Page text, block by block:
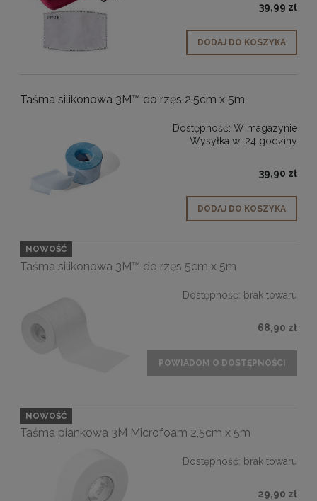
39,99 zł
DODAJ DO KOSZYKA
Taśma silikonowa 3M™ do rzęs 2.5cm x 5m
Dostępność: W magazynie
Wysyłka w: 24 godziny
39,90 zł
DODAJ DO KOSZYKA
Taśma silikonowa 3M™ do rzęs 5cm x 5m
Dostępność: brak towaru
68,90 zł
POWIADOM O DOSTĘPNOŚCI
NOWOŚĆ
Taśma piankowa 3M Microfoam 2,5cm x 5m
Dostępność: brak towaru
29,90 zł
NOWOŚĆ